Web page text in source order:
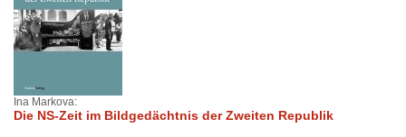
Ina Markova:
Die NS-Zeit im Bildgedächtnis der Zweiten Republik